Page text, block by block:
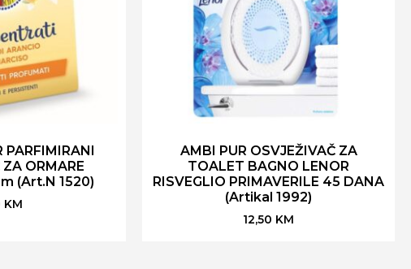
ORMARE
(Art.N 1520)
KM
AMBI PUR OSVJEŽIVAČ ZA
TOALET BAGNO LENOR
RISVEGLIO PRIMAVERILE 45 DANA
(Artikal 1992)
12,50 KM